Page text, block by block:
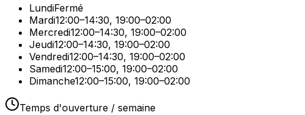
LundiFermé
Mardi12:00–14:30, 19:00–02:00
Mercredi12:00–14:30, 19:00–02:00
Jeudi12:00–14:30, 19:00–02:00
Vendredi12:00–14:30, 19:00–02:00
Samedi12:00–15:00, 19:00–02:00
Dimanche12:00–15:00, 19:00–02:00
Temps d'ouverture / semaine